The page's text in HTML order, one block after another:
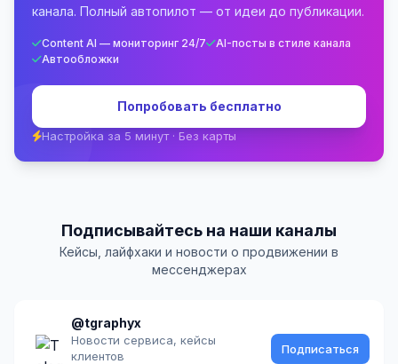
канала. Полный автопилот — от идеи до публикации.
Content AI — мониторинг 24/7
AI-посты в стиле канала
Автообложки
Попробовать бесплатно
Настройка за 5 минут · Без карты
Подписывайтесь на наши каналы
Кейсы, лайфхаки и новости о продвижении в
мессенджерах
@tgraphyx
Новости сервиса, кейсы
клиентов
Подписаться